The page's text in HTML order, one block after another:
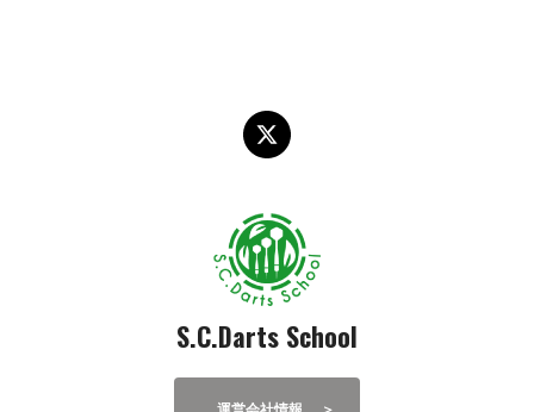
S.C.Darts School
運営会社情報